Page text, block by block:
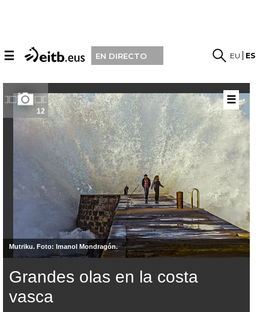
☰ EN DIRECTO EU ES
12
Mutriku. Foto: Imanol Mondragón.
Grandes olas en la costa
vasca
☰